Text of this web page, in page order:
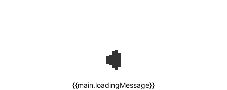
{{main.loadingMessage}}